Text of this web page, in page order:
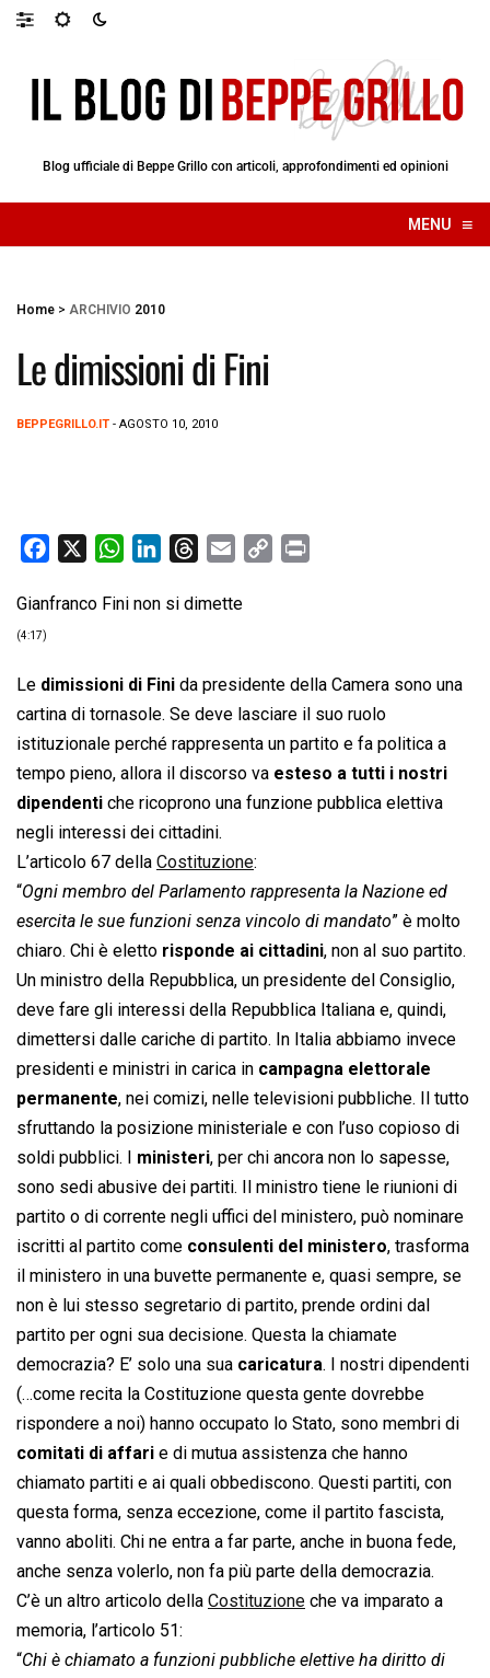
Blog ufficiale di Beppe Grillo con articoli, approfondimenti ed opinioni
MENU ≡
☰
Home > ARCHIVIO 2010
Le dimissioni di Fini
BEPPEGRILLO.IT - AGOSTO 10, 2010
c
o
o
k
W
a
A
p
p
n
d
I
n
r
d
s
a
i
n
k
Gianfranco Fini non si dimette
(4:17)
Le dimissioni di Fini da presidente della Camera sono una
cartina di tornasole. Se deve lasciare il suo ruolo
istituzionale perché rappresenta un partito e fa politica a
tempo pieno, allora il discorso va esteso a tutti i nostri
dipendenti che ricoprono una funzione pubblica elettiva
negli interessi dei cittadini.
L’articolo 67 della Costituzione:
“Ogni membro del Parlamento rappresenta la Nazione ed
esercita le sue funzioni senza vincolo di mandato” è molto
chiaro. Chi è eletto risponde ai cittadini, non al suo partito.
Un ministro della Repubblica, un presidente del Consiglio,
deve fare gli interessi della Repubblica Italiana e, quindi,
dimettersi dalle cariche di partito. In Italia abbiamo invece
presidenti e ministri in carica in campagna elettorale
permanente, nei comizi, nelle televisioni pubbliche. Il tutto
sfruttando la posizione ministeriale e con l’uso copioso di
soldi pubblici. I ministeri, per chi ancora non lo sapesse,
sono sedi abusive dei partiti. Il ministro tiene le riunioni di
partito o di corrente negli uffici del ministero, può nominare
iscritti al partito come consulenti del ministero, trasforma
il ministero in una buvette permanente e, quasi sempre, se
non è lui stesso segretario di partito, prende ordini dal
partito per ogni sua decisione. Questa la chiamate
democrazia? E’ solo una sua caricatura. I nostri dipendenti
(…come recita la Costituzione questa gente dovrebbe
rispondere a noi) hanno occupato lo Stato, sono membri di
comitati di affari e di mutua assistenza che hanno
chiamato partiti e ai quali obbediscono. Questi partiti, con
questa forma, senza eccezione, come il partito fascista,
vanno aboliti. Chi ne entra a far parte, anche in buona fede,
anche senza volerlo, non fa più parte della democrazia.
C’è un altro articolo della Costituzione che va imparato a
memoria, l’articolo 51:
“Chi è chiamato a funzioni pubbliche elettive ha diritto di